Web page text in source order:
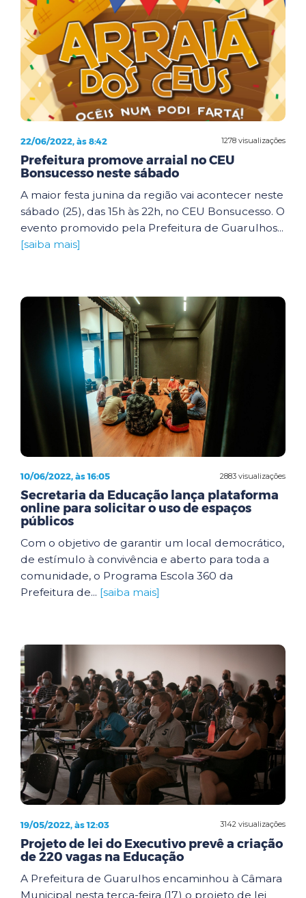
1278 visualizações
22/06/2022, às 8:42
Prefeitura promove arraial no CEU
Bonsucesso neste sábado
A maior festa junina da região vai acontecer neste
sábado (25), das 15h às 22h, no CEU Bonsucesso. O
evento promovido pela Prefeitura de Guarulhos...
[saiba mais]
2883 visualizações
10/06/2022, às 16:05
Secretaria da Educação lança plataforma
online para solicitar o uso de espaços
públicos
Com o objetivo de garantir um local democrático,
de estímulo à convivência e aberto para toda a
comunidade, o Programa Escola 360 da
Prefeitura de... [saiba mais]
3142 visualizações
19/05/2022, às 12:03
Projeto de lei do Executivo prevê a criação
de 220 vagas na Educação
A Prefeitura de Guarulhos encaminhou à Câmara
Municipal nesta terça-feira (17) o projeto de lei